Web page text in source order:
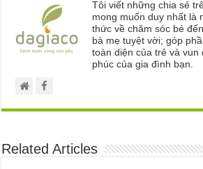
Tôi viết những chia sẻ
mong muốn duy nhất là
thức về chăm sóc bé
bà mẹ tuyệt vời; góp
toàn diện của trẻ và vun
phúc của gia đình bạn.
Related Articles